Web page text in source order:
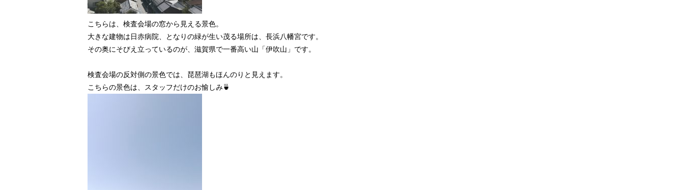
こちらは、検査会場の窓から見える景色。
大きな建物は日赤病院、となりの緑が生い茂る場所は、長浜八幡宮です。
その奥にそびえ立っているのが、滋賀県で一番高い山「伊吹山」です。
検査会場の反対側の景色では、琵琶湖もほんのりと見えます。
こちらの景色は、スタッフだけのお愉しみ🍵